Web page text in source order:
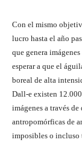
Con el mismo
lucro hasta el año
que genera
esperar a que el
boreal de alta
Dall-e existen
imágenes a través
antropomórficas de
imposibles o incluso